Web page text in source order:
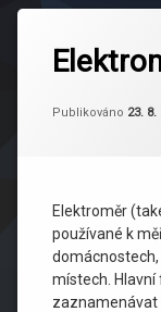
Publikováno 23. 8.
Elektroměr
používané k
místech.
zaznamenávat